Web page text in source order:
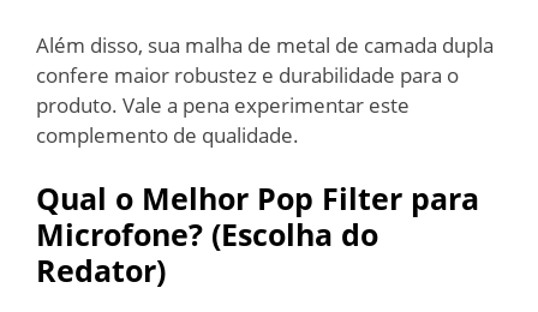
Além disso, sua malha de metal de camada dupla
confere maior robustez e durabilidade para o
produto. Vale a pena experimentar este
complemento de qualidade.
Qual o Melhor Pop Filter para
Microfone? (Escolha do
Redator)